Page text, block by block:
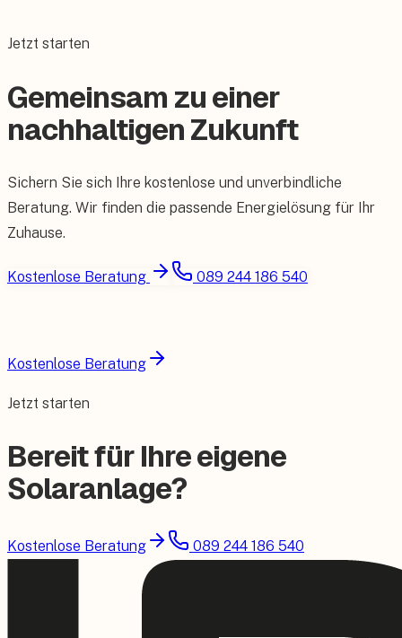
Jetzt starten
Gemeinsam zu einer
nachhaltigen Zukunft
Sichern Sie sich Ihre kostenlose und unverbindliche
Beratung. Wir finden die passende Energielösung für Ihr
Zuhause.
Kostenlose Beratung 089 244 186 540
Kostenlose Beratung
Jetzt starten
Bereit für Ihre eigene
Solaranlage?
Kostenlose Beratung 089 244 186 540